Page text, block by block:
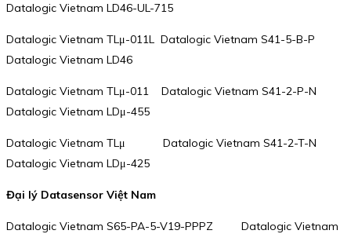
Datalogic Vietnam LD46-UL-715
Datalogic Vietnam TLμ-011L Datalogic Vietnam S41-5-B-P
Datalogic Vietnam LD46
Datalogic Vietnam TLμ-011 Datalogic Vietnam S41-2-P-N
Datalogic Vietnam LDμ-455
Datalogic Vietnam TLμ Datalogic Vietnam S41-2-T-N
Datalogic Vietnam LDμ-425
Đại lý Datasensor Việt Nam
Datalogic Vietnam S65-PA-5-V19-PPPZ Datalogic Vietnam